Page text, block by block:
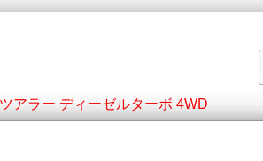
アラー ディーゼルターボ 4WD